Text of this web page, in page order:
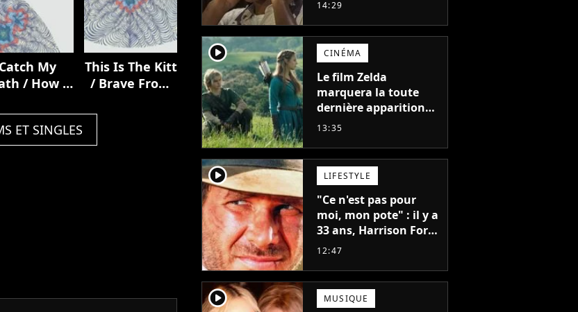
Catch My
/ How It
This Is The Kitt
/ Brave From
ET SINGLES
14:29
player2 CINÉMA
Le film Zelda
marquera la toute
dernière apparition
de cet acteur
disparu trop tôt
13:35
player2 LIFESTYLE
"Ce n'est pas pour
moi, mon pote" : il y a
33 ans, Harrison Ford
refusait l'un des plus
les temps
12:47
player2 MUSIQUE